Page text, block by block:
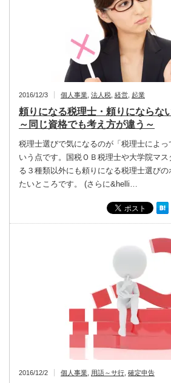
2016/12/3 個人事業 法人税 経営 起業
頼りになる税理士・頼りにならな
～同じ資格でも考え方が違う～
税理士選びで気になるのが「税理士によっ
いう点です。国税ＯＢ税理士や大学院マ
る３種類以外にも頼りになる税理士選びの
たいところです。 (さらに&helli…
2016/12/2 個人事業 用語～サ行 確定申告